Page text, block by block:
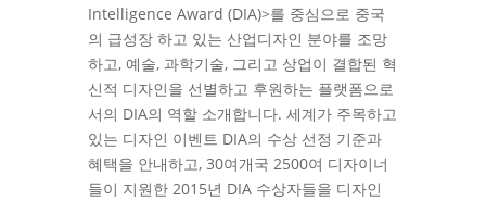
Intelligence Award (DIA)>를 중심으로 중국
의 급성장 하고 있는 산업디자인 분야를 조망
하고, 예술, 과학기술, 그리고 상업이 결합된 혁
신적 디자인을 선별하고 후원하는 플랫폼으로
서의 DIA의 역할 소개합니다. 세계가 주목하고
있는 디자인 이벤트 DIA의 수상 선정 기준과
혜택을 안내하고, 30여개국 2500여 디자이너
들이 지원한 2015년 DIA 수상자들을 디자인